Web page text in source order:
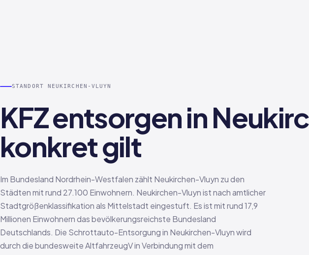
STANDORT NEUKIRCHEN-VLUYN
KFZ entsorgen in
konkret gilt
Im Bundesland Nordrhein-Westfalen zählt Neukirchen-Vluyn zu den
Städten mit rund 27.100 Einwohnern. Neukirchen-Vluyn ist nach amtlicher
Stadtgrößenklassifikation als Mittelstadt eingestuft. Es ist mit rund 17,9
Millionen Einwohnern das bevölkerungsreichste Bundesland
Deutschlands. Die Schrottauto-Entsorgung in Neukirchen-Vluyn wird
durch die bundesweite AltfahrzeugV in Verbindung mit dem